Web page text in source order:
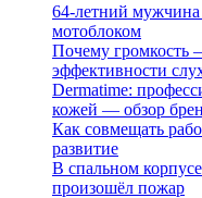
64-летний
мотоблоком
Почему громкость
эффективности
Dermatime:
кожей — обзор
Как совмещать
развитие
В спальном
произошёл пожар